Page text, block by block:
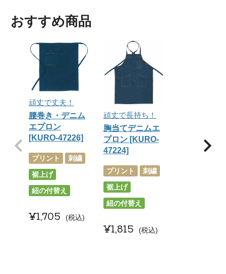
おすすめ商品
頑丈で丈夫！
腰巻き・デニム
エプロン
[KURO-47226]
プリント
刺繍
裾上げ
紐の付替え
¥1,705 税込
頑丈で長持ち！
胸当てデニムエ
プロン [KURO-
47224]
プリント
刺繍
裾上げ
紐の付替え
¥1,815 税込